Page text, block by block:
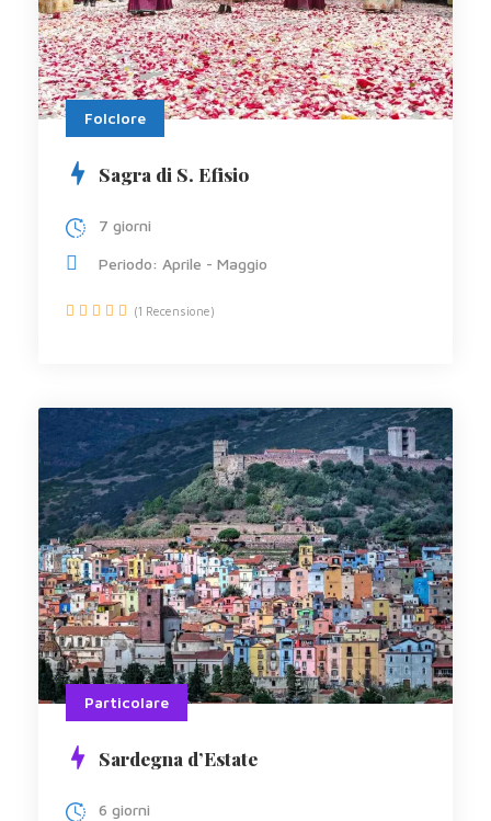
Folclore
Sagra di S. Efisio
7 giorni
Periodo: Aprile - Maggio
(1 Recensione)
Particolare
Sardegna d’Estate
6 giorni